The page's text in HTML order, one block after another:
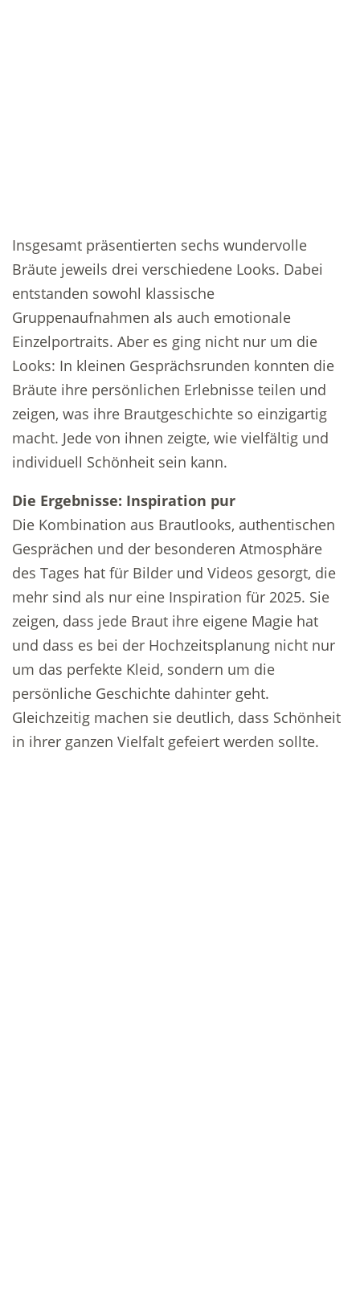
Insgesamt präsentierten sechs wundervolle
Bräute jeweils drei verschiedene Looks. Dabei
entstanden sowohl klassische
Gruppenaufnahmen als auch emotionale
Einzelportraits. Aber es ging nicht nur um die
Looks: In kleinen Gesprächsrunden konnten die
Bräute ihre persönlichen Erlebnisse teilen und
zeigen, was ihre Brautgeschichte so einzigartig
macht. Jede von ihnen zeigte, wie vielfältig und
individuell Schönheit sein kann.
Die Ergebnisse: Inspiration pur
Die Kombination aus Brautlooks, authentischen
Gesprächen und der besonderen Atmosphäre
des Tages hat für Bilder und Videos gesorgt, die
mehr sind als nur eine Inspiration für 2025. Sie
zeigen, dass jede Braut ihre eigene Magie hat
und dass es bei der Hochzeitsplanung nicht nur
um das perfekte Kleid, sondern um die
persönliche Geschichte dahinter geht.
Gleichzeitig machen sie deutlich, dass Schönheit
in ihrer ganzen Vielfalt gefeiert werden sollte.